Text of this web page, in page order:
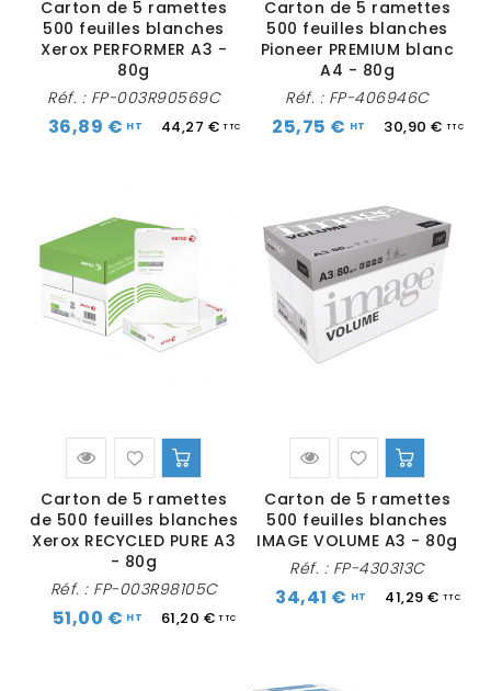
Carton de 5 ramettes
500 feuilles blanches
Xerox PERFORMER A3 -
80g
Réf. : FP-003R90569C
36,89 € 44,27 €
Carton de 5 ramettes
500 feuilles blanches
Pioneer PREMIUM blanc
A4 - 80g
Réf. : FP-406946C
25,75 € 30,90 €
Carton de 5 ramettes
de 500 feuilles blanches
Xerox RECYCLED PURE A3
- 80g
Réf. : FP-003R98105C
51,00 € 61,20 €
Carton de 5 ramettes
500 feuilles blanches
IMAGE VOLUME A3 - 80g
Réf. : FP-430313C
34,41 € 41,29 €